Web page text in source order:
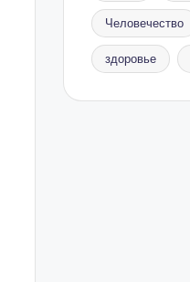
Человечество
здоровье